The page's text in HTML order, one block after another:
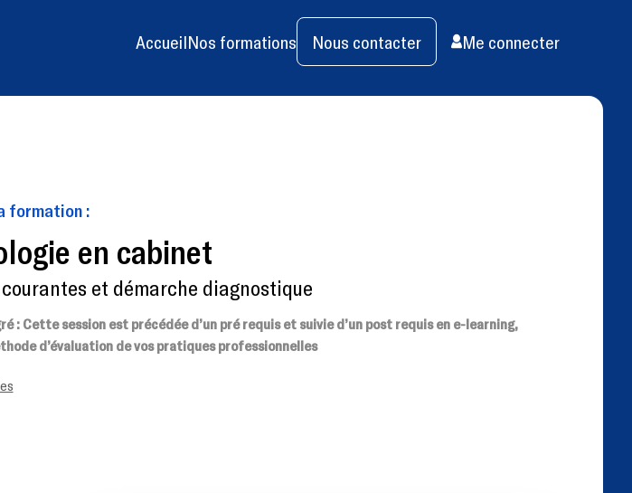
AccueilNos formations Nous contacter Me connecter
formation :
en cabinet
et démarche diagnostique
: Cette session est précédée d’un pré requis et suivie d’un post requis en e-learning,
d’évaluation de vos pratiques professionnelles